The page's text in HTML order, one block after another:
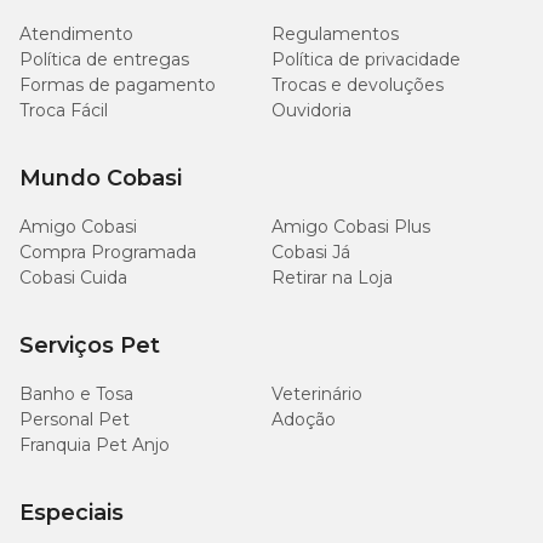
Fique atento às orientações de quantidade para cada dose e utilize
ao máximo todas as informações de uso do produto.
OCloro Gencoé um produto concentrado, com 40,8% de cloro
raios UV.
Além disso, a fórmula do
que incluem:
fácil solubilidade;
não deixa a água leitosa;
não altera o pH;
recomendado para todos os tipos de piscinas.
Atendimento
Regulamentos
Política de entregas
Política de privacidade
Formas de pagamento
Trocas e devoluções
Troca Fácil
Ouvidoria
Mundo Cobasi
Amigo Cobasi
Amigo Cobasi Plus
Compra Programada
Cobasi Já
Cobasi Cuida
Retirar na Loja
Serviços Pet
Banho e Tosa
Veterinário
Personal Pet
Adoção
Franquia Pet Anjo
Especiais